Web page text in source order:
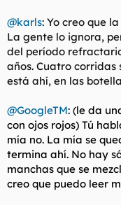
@karls: Yo creo que
La gente lo ignora,
del período
años. Cuatro
está ahí, en las
@GoogleTM: (le da
con ojos rojos) Tú
mía no. La mía se
termina ahí. No hay
manchas que se
creo que puedo leer